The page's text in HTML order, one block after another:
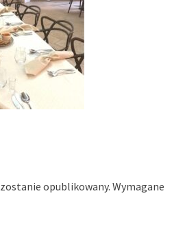
opublikowany. Wymagane